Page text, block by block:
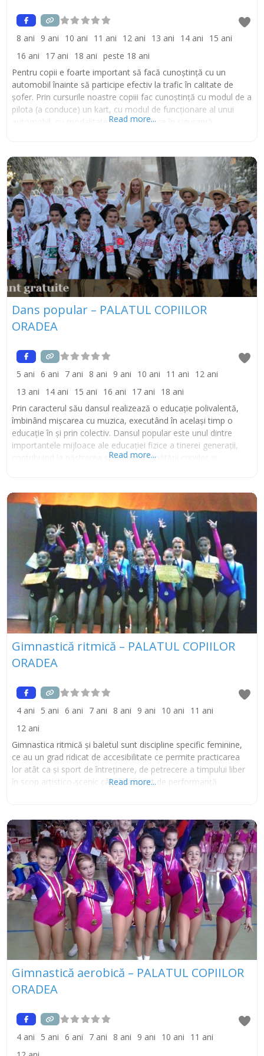
8 ani 9 ani 10 ani 11 ani 12 ani 13 ani 14 ani
15 ani
16 ani
17 ani 18 ani peste 18 ani
Pentru copii e foarte important să facă cunoștință cu un
automobil înainte să participe efectiv la trafic în calitate de
șofer. Prin cursurile noastre copiii fac cunoștință cu modul de a
pilota (a conduce) un kart, cu modul de funcționare al unui
automobil, cu modalitatea de a conduce în siguranță.
Read more...
Dans popular – PALATUL COPIILOR
ORADEA
5 ani 6 ani 7 ani 8 ani 9 ani 10 ani 11 ani
12 ani
13 ani
14 ani 15 ani 16 ani 17 ani
18 ani
Prin caracterul său dansul realizează o educaţie polivalentă,
îmbinând mişcarea cu muzica, executând în acelaşi timp o
educaţie în şi prin colectiv. Dansul popular este unul dintre
importantele mijloace ale educaţiei fizice a tinerei generaţii,
contribuind la păstrarea şi întărirea sănătăţii copiilor şi
priceperi motrice specifice, la dezvoltarea unor calităţi motrice
(îndemanarea, coordonarea şi rezistenţa fiind pe primul plan).
Read more...
Gimnastică ritmică – PALATUL COPIILOR
ORADEA
4 ani 5 ani 6 ani 7 ani 8 ani 9 ani 10 ani
11 ani
12 ani
Gimnastica ritmică și baletul sunt discipline specific feminine,
ce au un grad ridicat de accesibilitate ce permite practicarea
lor atât ca şi sport de întreţinere, de petrecere a timpului liber
în scop artistico-scenic cât şi ca sport de performanță.
Read more...
Gimnastică aerobică – PALATUL COPIILOR
ORADEA
4 ani 5 ani 6 ani 7 ani 8 ani 9 ani 10 ani
11 ani